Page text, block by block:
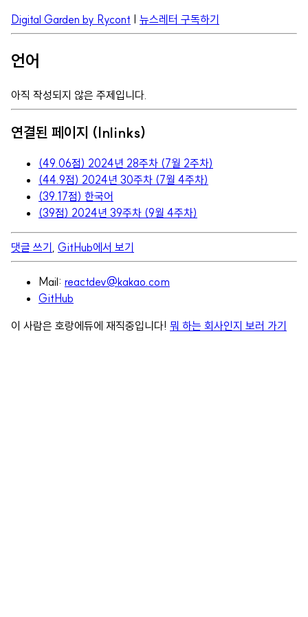
Digital Garden by Rycont 뉴스레터 구독하기
언어
아직 작성되지 않은 주제입니다.
연결된 페이지 (Inlinks)
(49.06점) 2024년 28주차 (7월 2주차)
(44.9점) 2024년 30주차 (7월 4주차)
(39.17점) 한국어
(39점) 2024년 39주차 (9월 4주차)
댓글 쓰기 , GitHub에서 보기
Mail: reactdev@kakao.com
GitHub
이 사람은 호랑에듀에 재직중입니다! 뭐 하는 회사인지 보러 가기